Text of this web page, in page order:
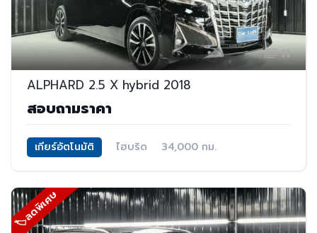
11
ALPHARD 2.5 X hybrid 2018
สอบถามราคา
เกียร์อัตโนมัติ ไฮบริด 34,000 กม.
🏷ลดพิเศษ